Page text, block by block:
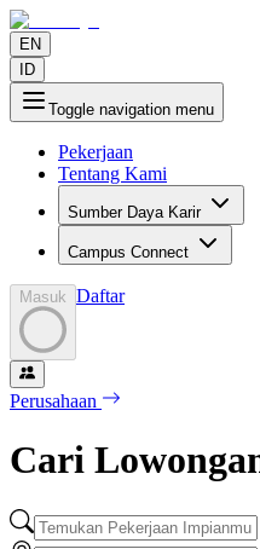
EN
ID
Toggle navigation menu
Pekerjaan
Tentang Kami
Sumber Daya Karir
Campus Connect
Masuk Daftar
Perusahaan
Cari